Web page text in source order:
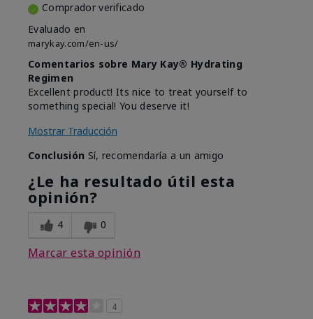
Comprador verificado
Evaluado en
marykay.com/en-us/
Comentarios sobre Mary Kay® Hydrating
Regimen
Excellent product! Its nice to treat yourself to
something special! You deserve it!
Mostrar Traducción
Conclusión Sí, recomendaría a un amigo
¿Le ha resultado útil esta
opinión?
4 0
Marcar esta opinión
4